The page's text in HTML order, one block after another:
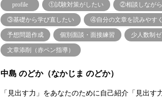
profile ①試験対策がしたい ②相談しなが
③基礎から学び直したい ④自分の文章を読みやす
予想問題作成 個別面談・面接練習 少人数制ゼ
文章添削（赤ペン指導）
中島 のどか（なかじま のどか）
「見出す力」をあなたのために自己紹介「見出す